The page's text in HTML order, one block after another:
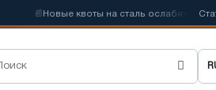
Новые квоты на сталь ослабят
В